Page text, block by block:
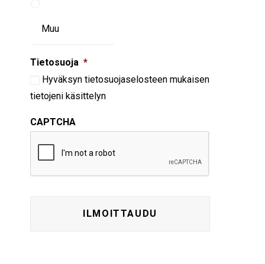
Tietosuoja *
Hyväksyn tietosuojaselosteen mukaisen
tietojeni käsittelyn
CAPTCHA